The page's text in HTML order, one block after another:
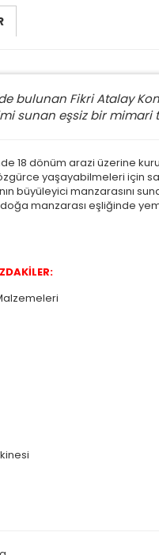
bulunan Fikri Atalay
sunan eşsiz bir mimari
18 dönüm arazi üzerine
yaşayabilmeleri için
büyüleyici manzarasını
manzarası eşliğinde